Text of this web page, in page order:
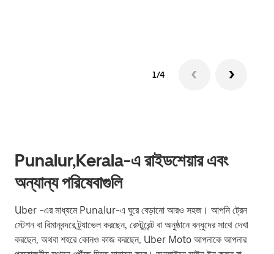
1/4
Punalur,Kerala-এ রাইডশেয়ার এবং
অন্যান্য পরিষেবাগুলি
Uber -এর মাধ্যমে Punalur-এ ঘুরে বেড়ানো আরও সহজ। আপনি ট্রেন
স্টেশন বা বিমানবন্দরে ট্র্যাভেল করছেন, রেস্টুরেন্ট বা অনুষ্ঠানে বন্ধুদের সাথে দেখা
করছেন, অথবা শহরে কোনও কাজ করছেন, Uber Moto আপনাকে আপনার